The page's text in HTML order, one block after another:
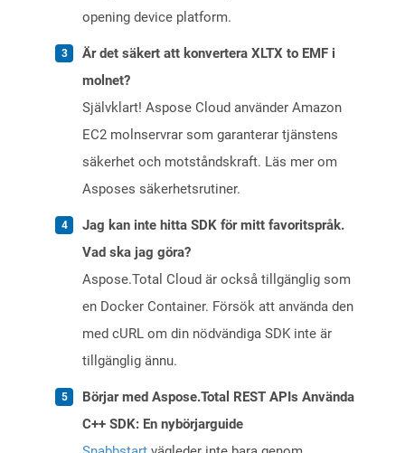
opening device platform.
Är det säkert att konvertera XLTX to EMF i
molnet?
Självklart! Aspose Cloud använder Amazon
EC2 molnservrar som garanterar tjänstens
säkerhet och motståndskraft. Läs mer om
Asposes säkerhetsrutiner.
Jag kan inte hitta SDK för mitt favoritspråk.
Vad ska jag göra?
Aspose.Total Cloud är också tillgänglig som
en Docker Container. Försök att använda den
med cURL om din nödvändiga SDK inte är
tillgänglig ännu.
Börjar med Aspose.Total REST APIs Använda
C++ SDK: En nybörjarguide